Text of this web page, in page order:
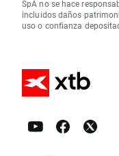
SpA no se hace
incluidos daños
uso o confianza